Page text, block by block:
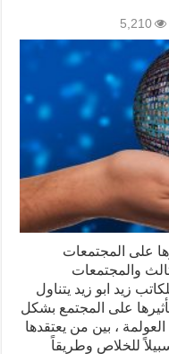
5,210
على المجتمعات
والمجتمعات
زيد ابو زيد يتناول
على المجتمع بشكل
، بين من يعتقدها
للخلاص وطريقاً